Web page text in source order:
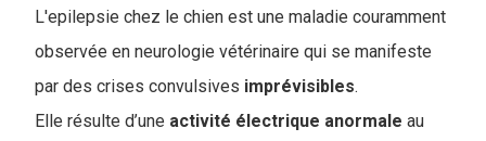
L'epilepsie chez le chien est une maladie couramment
observée en neurologie vétérinaire qui se manifeste
par des crises convulsives imprévisibles.
Elle résulte d’une activité électrique anormale au